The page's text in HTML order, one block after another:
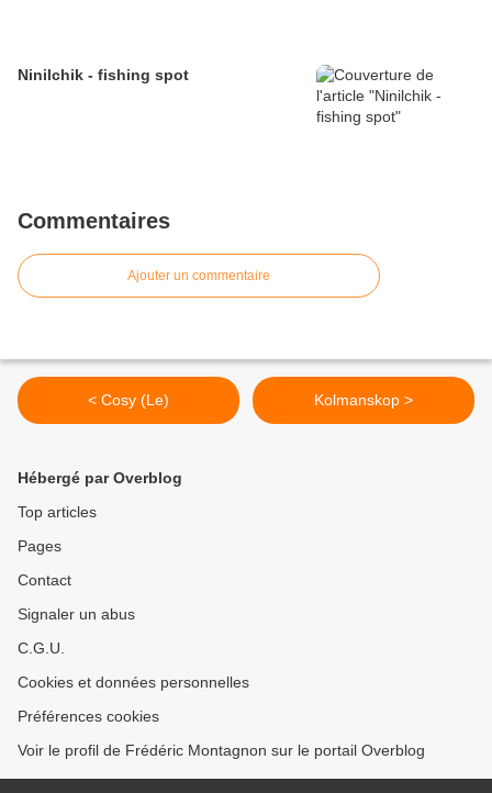
Ninilchik - fishing spot
Commentaires
Ajouter un commentaire
< Cosy (Le) Kolmanskop >
Hébergé par Overblog
Top articles
Pages
Contact
Signaler un abus
C.G.U.
Cookies et données personnelles
Préférences cookies
Voir le profil de Frédéric Montagnon sur le portail Overblog